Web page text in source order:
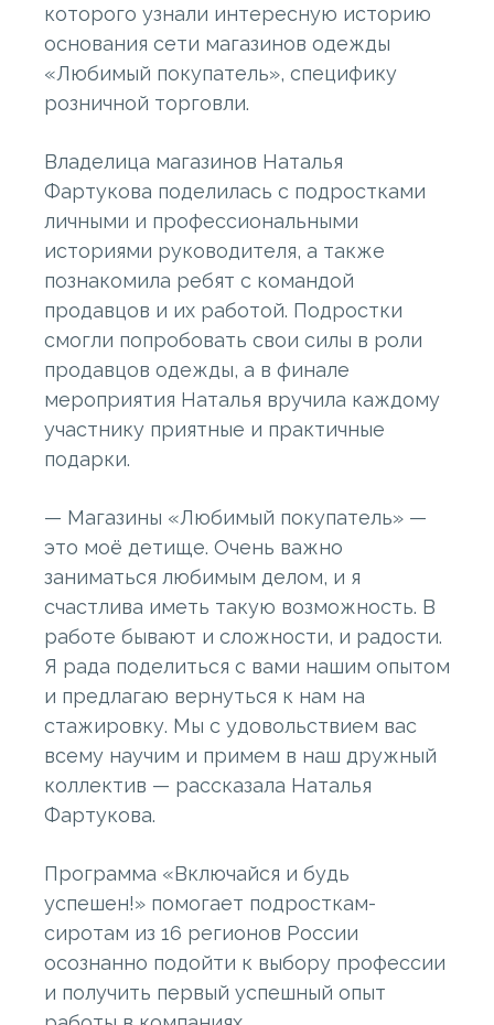
которого узнали интересную историю
основания сети магазинов одежды
«Любимый покупатель», специфику
розничной торговли.
Владелица магазинов Наталья
Фартукова поделилась с подростками
личными и профессиональными
историями руководителя, а также
познакомила ребят с командой
продавцов и их работой. Подростки
смогли попробовать свои силы в роли
продавцов одежды, а в финале
мероприятия Наталья вручила каждому
участнику приятные и практичные
подарки.
— Магазины «Любимый покупатель» —
это моё детище. Очень важно
заниматься любимым делом, и я
счастлива иметь такую возможность. В
работе бывают и сложности, и радости.
Я рада поделиться с вами нашим опытом
и предлагаю вернуться к нам на
стажировку. Мы с удовольствием вас
всему научим и примем в наш дружный
коллектив — рассказала Наталья
Фартукова.
Программа «Включайся и будь
успешен!» помогает подросткам-
сиротам из 16 регионов России
осознанно подойти к выбору профессии
и получить первый успешный опыт